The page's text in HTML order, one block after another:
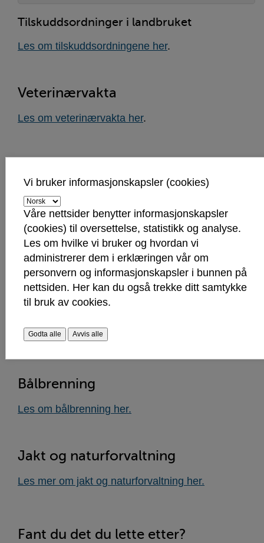
Tilskuddsordninger i landbruket
Les om tilskuddsordningene her.
Veterinærvakta
Les om veterinærvakta her.
Skogbruksplanlegging i Sarpsborg
Her finner du mer informasjon om
skogbruksplanlegging i Sarpsborg
Skogfond
Les mer om skogfond her.
Følg med på skogen din før varmen kommer
Bålbrenning
Les om bålbrenning her.
Jakt og naturforvaltning
Les mer om jakt og naturforvaltning her.
Fant du det du lette etter?
Vi bruker informasjonskapsler (cookies)
Våre nettsider benytter informasjonskapsler
(cookies) til oversettelse, statistikk og analyse.
Les om hvilke vi bruker og hvordan vi
administrerer dem i erklæringen vår om
personvern og informasjonskapsler i bunnen på
nettsiden. Her kan du også trekke ditt samtykke
til bruk av cookies.
Godta alle Avvis alle